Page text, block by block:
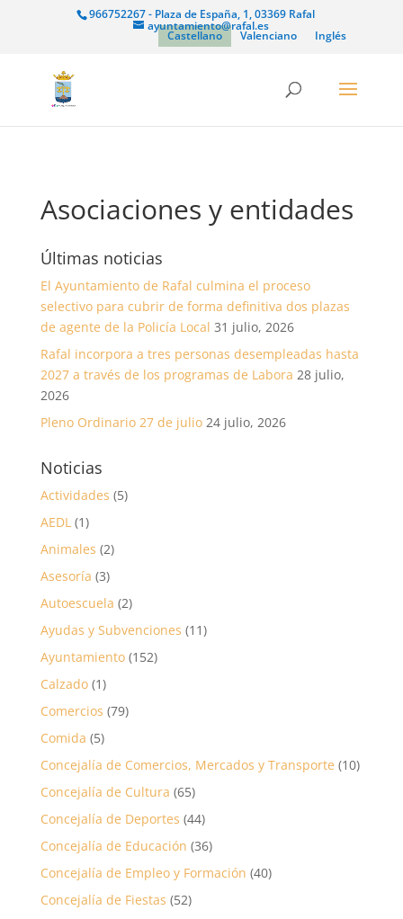
966752267 - Plaza de España, 1, 03369 Rafal
ayuntamiento@rafal.es
Castellano Valenciano Inglés
Asociaciones y entidades
Últimas noticias
El Ayuntamiento de Rafal culmina el proceso
selectivo para cubrir de forma definitiva dos plazas
de agente de la Policía Local 31 julio, 2026
Rafal incorpora a tres personas desempleadas hasta
2027 a través de los programas de Labora 28 julio,
2026
Pleno Ordinario 27 de julio 24 julio, 2026
Noticias
Actividades (5)
AEDL(1)
Animales (2)
Asesoría (3)
Autoescuela (2)
Ayudas y Subvenciones (11)
Ayuntamiento(152)
Calzado(1)
Comercios (79)
Comida (5)
Concejalía de Comercios, Mercados y Transporte (10)
Concejalía de Cultura (65)
Concejalía de Deportes (44)
Concejalía de Educación (36)
Concejalía de Empleo y Formación (40)
Concejalía de Fiestas (52)